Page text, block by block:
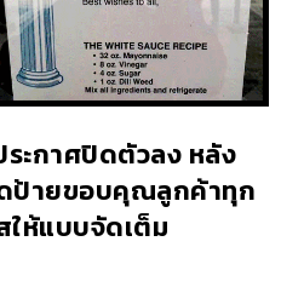
ระกาศปิดตัวลง หลัง
ป้ายขอบคุณลูกค้าทุก
ห้แบบจัดเต็ม